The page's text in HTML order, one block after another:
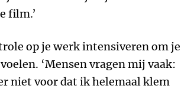
film.’
op je werk intensiveren om je
‘Mensen vragen mij vaak:
niet voor dat ik helemaal klem